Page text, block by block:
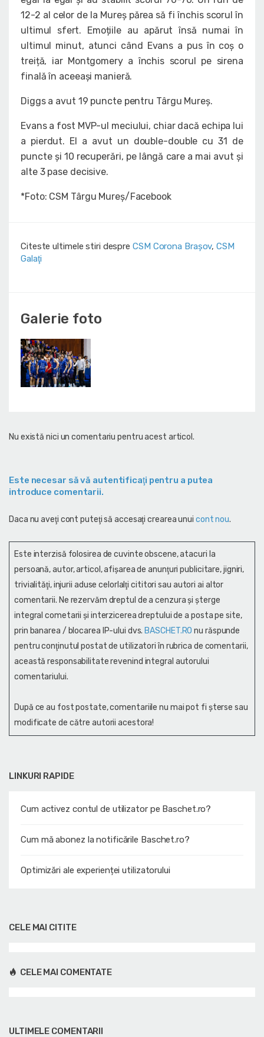
LINKURI RAPIDE
Cum activez contul de utilizator pe Baschet.ro?
Cum mă abonez la notificările Baschet.ro?
Optimizări ale experienței utilizatorului
12-2 al celor de la Mureș părea să fi închis scorul în
ultimul sfert. Emoțiile au apărut însă numai în
ultimul minut, atunci când Evans a pus în coș o
treiță, iar Montgomery a închis scorul pe sirena
finală în aceeași manieră.
Diggs a avut 19 puncte pentru Târgu Mureș.
Evans a fost MVP-ul meciului, chiar dacă echipa lui
a pierdut. El a avut un double-double cu 31 de
puncte și 10 recuperări, pe lângă care a mai avut și
alte 3 pase decisive.
*Foto: CSM Târgu Mureș/Facebook
Citeste ultimele stiri despre CSM Corona Braşov,CSM
Galaţi
Galerie foto
Nu există nici un comentariu pentru acest articol.
Este necesar să vă autentificaţi pentru a putea
introduce comentarii.
Daca nu aveţi cont puteţi să accesaţi crearea unui cont nou.
Este interzisă folosirea de cuvinte obscene, atacuri la
persoană, autor, articol, afişarea de anunţuri publicitare, jigniri,
trivialităţi, injurii aduse celorlalţi cititori sau autori ai altor
comentarii. Ne rezervăm dreptul de a cenzura și şterge
integral cometarii și interzicerea dreptului de a posta pe site,
prin banarea / blocarea IP-ului dvs. BASCHET.RO nu răspunde
pentru conţinutul postat de utilizatori în rubrica de comentarii,
această responsabilitate revenind integral autorului
comentariului.
După ce au fost postate, comentariile nu mai pot fi șterse sau
modificate de către autorii acestora!
CELE MAI CITITE
CELE MAI COMENTATE
ULTIMELE COMENTARII